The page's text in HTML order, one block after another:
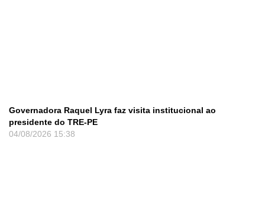
Governadora Raquel Lyra faz visita institucional ao
presidente do TRE-PE
04/08/2026 15:38